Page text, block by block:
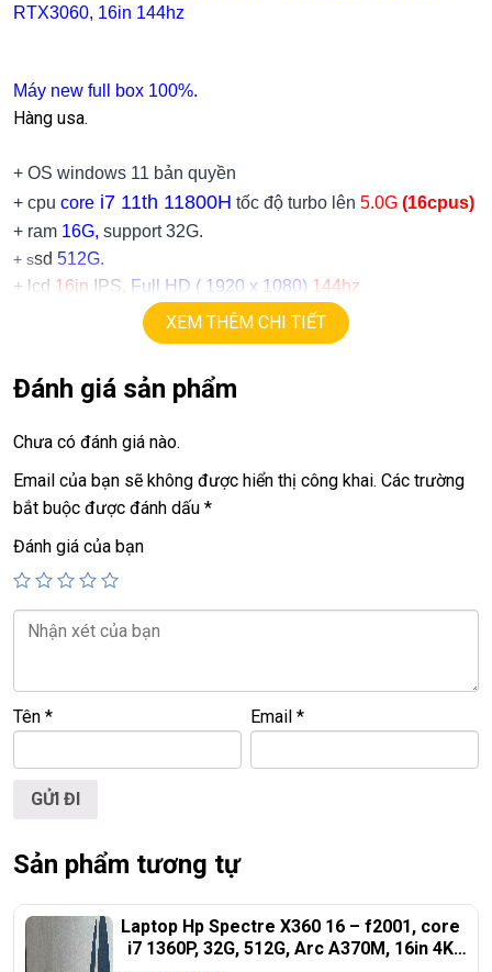
RTX3060, 16in 144hz
Máy new full box 100%.
Hàng usa.
+ OS windows 11 bản quyền
+ cpu core i7 11th 11800H tốc độ turbo lên 5.0G (16cpus)
+ ram 16G, support 32G.
+ ssd 512G.
+ lcd 16in IPS, Full HD ( 1920 x 1080) 144hz
==> Vga intel Xe Graphics
Nvida RTX 3060
+ USB type C, usb 3.0, webcam, hdmi
Giá :19.9tr
📞
Hotline / Zalo:
📍Địa chỉ:60/26 Đồng Đen, P. Tân Bình, TP.HCM
Website:
https://laptoptrieuphat.com
Tất cảsản phẩm tại Laptop Triều Phát đều được kiểm tra và cam
t chính hãng 100%
XEM THÊM CHI TIẾT
Đánh giá sản phẩm
Chưa có đánh giá nào.
Email của bạn sẽ không được hiển thị công khai. Các trường
bắt buộc được đánh dấu *
Đánh giá của bạn
Tên * Email*
Sản phẩm tương tự
Laptop Hp Spectre X360 16 – f2001, core
i7 1360P, 32G, 512G, Arc A370M, 16in 4K